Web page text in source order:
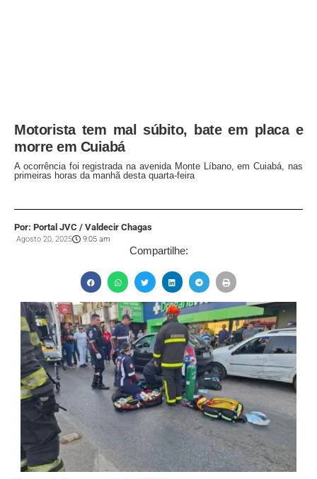
Motorista tem mal súbito, bate em placa e
morre em Cuiabá
A ocorrência foi registrada na avenida Monte Líbano, em Cuiabá, nas
primeiras horas da manhã desta quarta-feira
Por: Portal JVC / Valdecir Chagas
Agosto 20, 2025 9:05 am
Compartilhe: